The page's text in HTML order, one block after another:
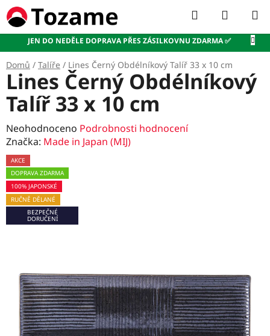
Přejít
na
obsah
JEN DO NEDĚLE DOPRAVA PŘES ZÁSILKOVNU ZDARMA ✅
Hledat
KOŠÍK
Domů / Talíře / Lines Černý Obdélníkový Talíř 33 x 10 cm
Lines Černý Obdélníkový
Talíř 33 x 10 cm
Průměrné
hodnocení
produktu
je
0,0
z
5
hvězdiček.
Neohodnoceno Podrobnosti hodnocení
Značka: Made in Japan (MIJ)
AKCE
DOPRAVA ZDARMA
100% JAPONSKÉ
RUČNĚ DĚLANÉ
BEZPEČNÉ
DORUČENÍ